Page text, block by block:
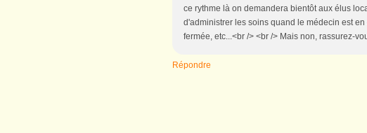
ce rythme là on demandera bientôt aux élus
d'administrer les soins quand le médecin est
fermée, etc...<br /> <br /> Mais non, rassurez-
Répondre